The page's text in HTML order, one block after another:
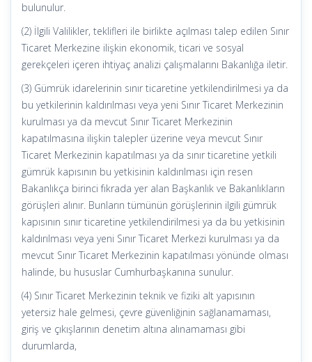
bulunulur.
(2) İlgili Valilikler, teklifleri ile birlikte açılması talep edilen Sınır
Ticaret Merkezine ilişkin ekonomik, ticari ve sosyal
gerekçeleri içeren ihtiyaç analizi çalışmalarını Bakanlığa iletir.
(3) Gümrük idarelerinin sınır ticaretine yetkilendirilmesi ya da
bu yetkilerinin kaldırılması veya yeni Sınır Ticaret Merkezinin
kurulması ya da mevcut Sınır Ticaret Merkezinin
kapatılmasına ilişkin talepler üzerine veya mevcut Sınır
Ticaret Merkezinin kapatılması ya da sınır ticaretine yetkili
gümrük kapısının bu yetkisinin kaldırılması için resen
Bakanlıkça birinci fıkrada yer alan Başkanlık ve Bakanlıkların
görüşleri alınır. Bunların tümünün görüşlerinin ilgili gümrük
kapısının sınır ticaretine yetkilendirilmesi ya da bu yetkisinin
kaldırılması veya yeni Sınır Ticaret Merkezi kurulması ya da
mevcut Sınır Ticaret Merkezinin kapatılması yönünde olması
halinde, bu hususlar Cumhurbaşkanına sunulur.
(4) Sınır Ticaret Merkezinin teknik ve fiziki alt yapısının
yetersiz hale gelmesi, çevre güvenliğinin sağlanamaması,
giriş ve çıkışlarının denetim altına alınamaması gibi
durumlarda,